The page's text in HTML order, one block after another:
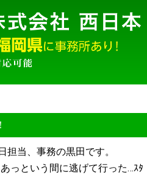
当、事務の黒田です。
っという間に逃げて行った…ｽﾀ